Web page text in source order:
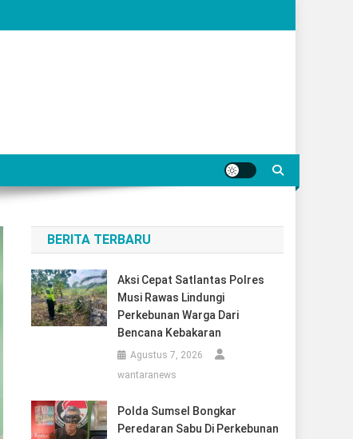
BERITA TERBARU
Aksi Cepat Satlantas Polres
Musi Rawas Lindungi
Perkebunan Warga Dari
Bencana Kebakaran
Agustus 7, 2026
wantaranews
Polda Sumsel Bongkar
Peredaran Sabu Di Perkebunan